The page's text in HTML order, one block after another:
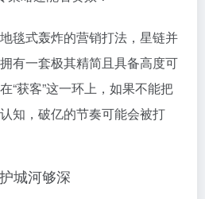
毯式轰炸的营销打法，星链并
有一套极其精简且具备高度可
“获客”这一环上，如果不能把
知，破亿的节奏可能会被打
城河够深